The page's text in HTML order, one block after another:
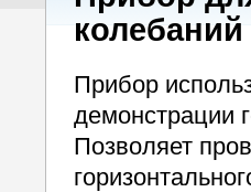
колебаний
Прибор
демонстрации
Позволяет